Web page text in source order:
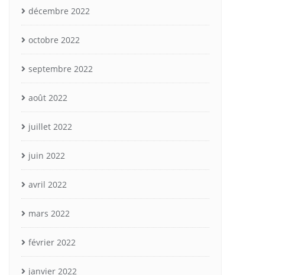
décembre 2022
octobre 2022
septembre 2022
août 2022
juillet 2022
juin 2022
avril 2022
mars 2022
février 2022
janvier 2022